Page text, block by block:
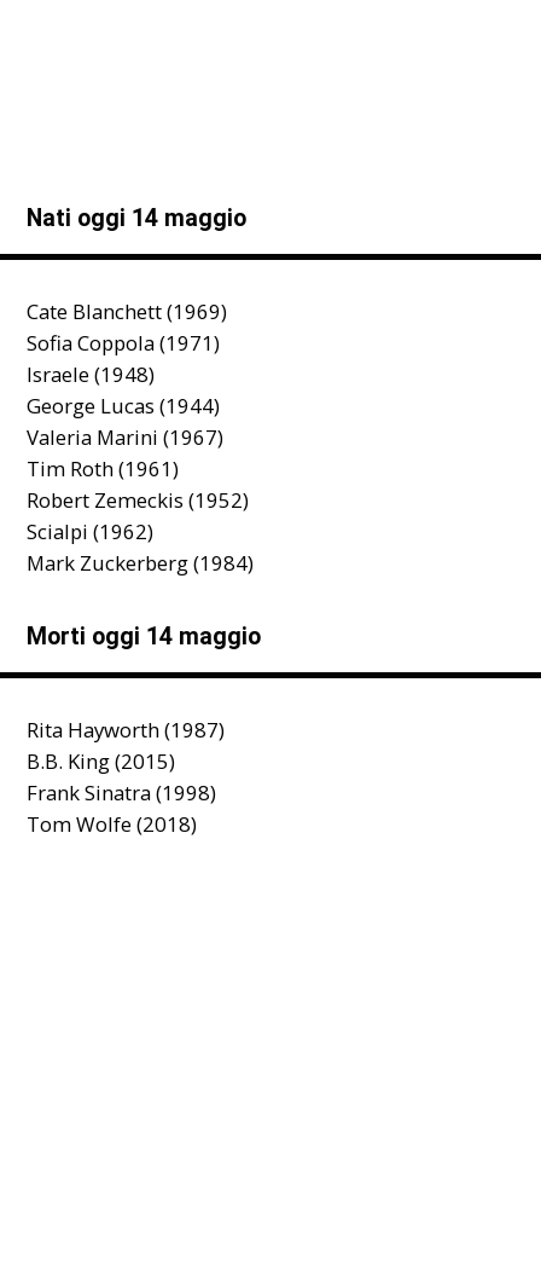
Nati oggi 14 maggio
Cate Blanchett (1969)
Sofia Coppola (1971)
Israele (1948)
George Lucas (1944)
Valeria Marini (1967)
Tim Roth (1961)
Robert Zemeckis (1952)
Scialpi (1962)
Mark Zuckerberg (1984)
Morti oggi 14 maggio
Rita Hayworth (1987)
B.B. King (2015)
Frank Sinatra (1998)
Tom Wolfe (2018)